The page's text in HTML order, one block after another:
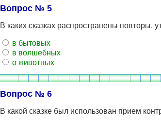
Вопрос № 5
В каких сказках распространены повторы,
в бытовых
в волшебных
о животных
Вопрос № 6
В какой сказке был использован прием